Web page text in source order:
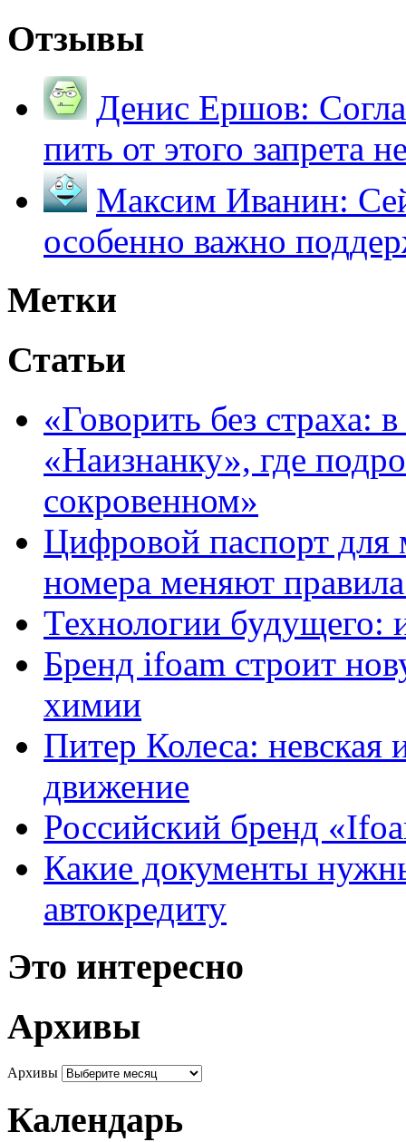
Отзывы
Денис Ершов:
пить от этого запрета
Максим Иванин:
особенно важно
Метки
Статьи
«Говорить без страха:
«Наизнанку», где
сокровенном»
Цифровой паспорт для
номера меняют
Технологии будущего:
Бренд ifoam строит
химии
Питер Колеса: невская
движение
Российский бренд
Какие документы
автокредиту
Это интересно
Архивы
Архивы
Календарь